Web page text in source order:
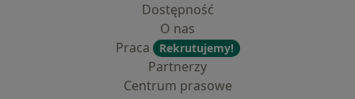
Dostępność
O nas
Praca
Rekrutujemy!
Partnerzy
Centrum prasowe